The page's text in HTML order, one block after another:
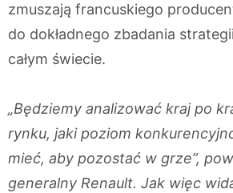
zmuszają francuskiego
do dokładnego zbadania
całym świecie.
„Będziemy analizować kraj po
rynku, jaki poziom
mieć, aby pozostać w grze”,
generalny Renault. Jak więc